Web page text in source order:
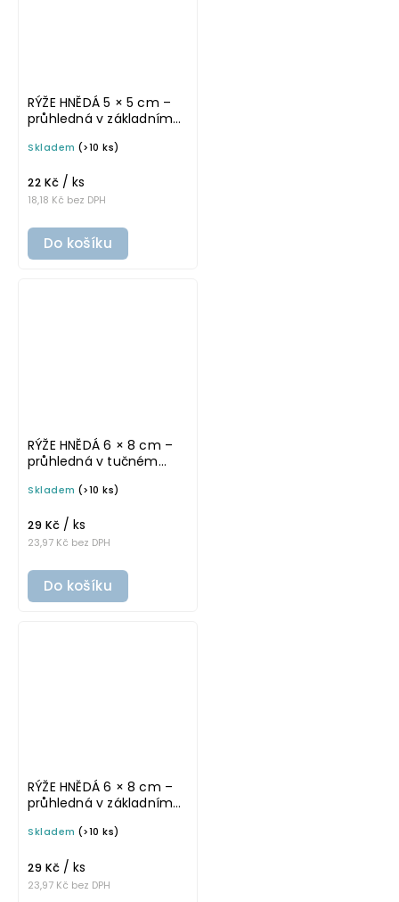
RÝŽE HNĚDÁ 5 × 5 cm –
průhledná v základním
samolepka na
Skladem (>10 ks)
18,18 Kč bez DPH
22 Kč / ks
Do košíku
RÝŽE HNĚDÁ 6 × 8 cm –
průhledná v tučném
samolepka na
Skladem (>10 ks)
23,97 Kč bez DPH
29 Kč / ks
Do košíku
RÝŽE HNĚDÁ 6 × 8 cm –
průhledná v základním
samolepka na
Skladem (>10 ks)
23,97 Kč bez DPH
29 Kč / ks